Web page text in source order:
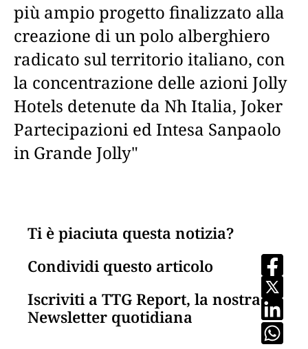
più ampio progetto finalizzato alla
creazione di un polo alberghiero
radicato sul territorio italiano, con
la concentrazione delle azioni Jolly
Hotels detenute da Nh Italia, Joker
Partecipazioni ed Intesa Sanpaolo
in Grande Jolly"
Ti è piaciuta questa notizia?
Condividi questo articolo
Iscriviti a TTG Report, la nostra
Newsletter quotidiana